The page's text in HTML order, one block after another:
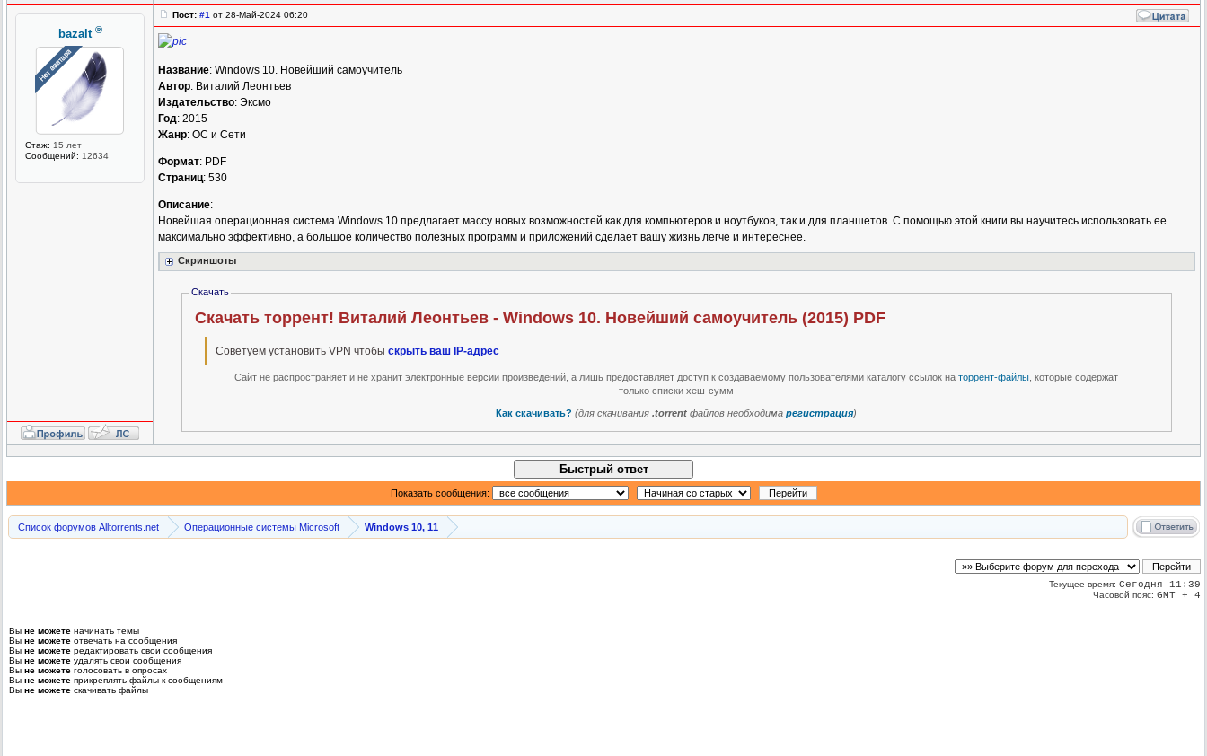
bazalt ®
Стаж: 15 лет
Сообщений: 12634
Пост: #1 от 28-Май-2024 06:20
Название: Windows 10. Новейший самоучитель
Автор: Виталий Леонтьев
Издательство: Эксмо
Год: 2015
Жанр: ОС и Сети
Формат: PDF
Страниц: 530
Описание:
Новейшая операционная система Windows 10 предлагает массу новых возможностей как для компьютеров и ноутбуков, так и для планшетов. С помощью этой книги вы научитесь использовать ее
максимально эффективно, а большое количество полезных программ и приложений сделает вашу жизнь легче и интереснее.
Скриншоты
Скачать
Скачать торрент! Виталий Леонтьев - Windows 10. Новейший самоучитель (2015) PDF
Советуем установить VPN чтобы скрыть ваш IP-адрес
Сайт не распространяет и не хранит электронные версии произведений, а лишь предоставляет доступ к создаваемому пользователями каталогу ссылок наторрент-файлы , которые содержат
только списки хеш-сумм
Как скачивать? (для скачивания.torrent файлов необходимарегистрация)
Быстрый ответ
Показать сообщения:
Список форумов Alltorrents.net Операционные системы Microsoft Windows 10, 11
Текущее время: Сегодня 11:39
Часовой пояс: GMT + 4
Вы не можете начинать темы
Вы не можете отвечать на сообщения
Вы не можете редактировать свои сообщения
Вы не можете удалять свои сообщения
Вы не можете голосовать в опросах
Вы не можете прикреплять файлы к сообщениям
Вы не можете скачивать файлы